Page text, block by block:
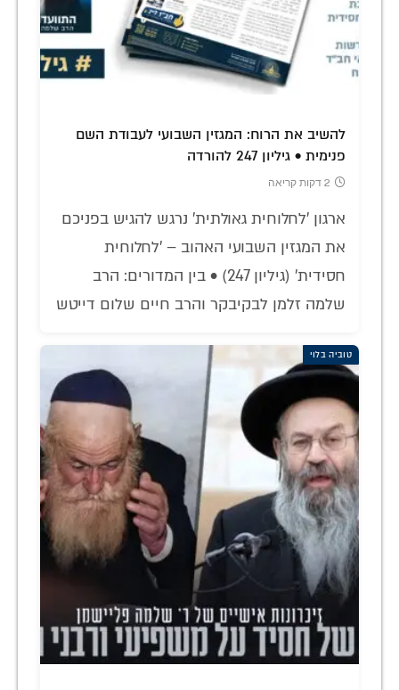
להשיב את הרוח: המגזין השבועי לעבודת השם
פנימית • גיליון 247 להורדה
2 דקות קריאה
ארגון 'לחלוחית גאולתית' נרגש להגיש בפניכם
את המגזין השבועי האהוב – 'לחלוחית
חסידית' (גיליון 247) • בין המדורים: הרב
שלמה זלמן לבקיבקר והרב חיים שלום דייטש
טוביה בלוי